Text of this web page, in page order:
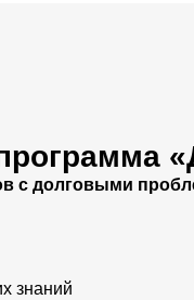
с долговыми
знаний